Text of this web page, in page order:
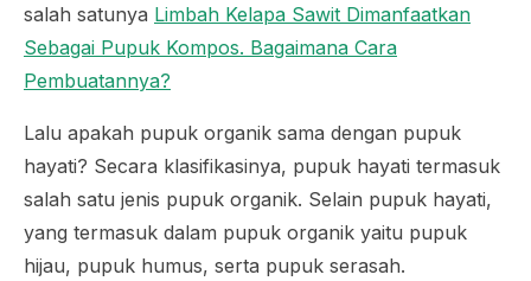
salah satunya Limbah Kelapa Sawit Dimanfaatkan
Sebagai Pupuk Kompos. Bagaimana Cara
Pembuatannya?
Lalu apakah pupuk organik sama dengan pupuk
hayati? Secara klasifikasinya, pupuk hayati termasuk
salah satu jenis pupuk organik. Selain pupuk hayati,
yang termasuk dalam pupuk organik yaitu pupuk
hijau, pupuk humus, serta pupuk serasah.